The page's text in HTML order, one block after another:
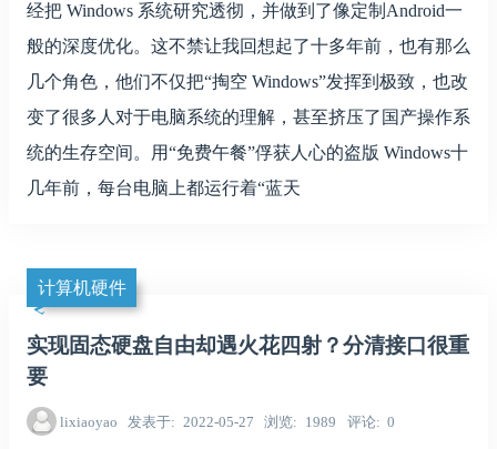
经把 Windows 系统研究透彻，并做到了像定制Android一
般的深度优化。这不禁让我回想起了十多年前，也有那么
几个角色，他们不仅把“掏空 Windows”发挥到极致，也改
变了很多人对于电脑系统的理解，甚至挤压了国产操作系
统的生存空间。用“免费午餐”俘获人心的盗版 Windows十
几年前，每台电脑上都运行着“蓝天
计算机硬件
实现固态硬盘自由却遇火花四射？分清接口很重
要
lixiaoyao 发表于 2022-05-27 浏览 1989 评论 0